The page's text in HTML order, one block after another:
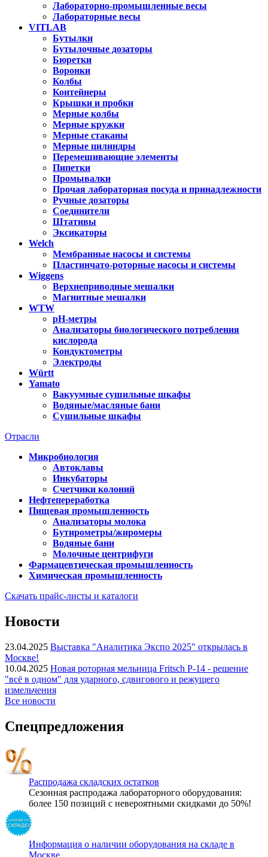
Лабораторно-промышленные весы
Лабораторные весы
VITLAB
Бутылки
Бутылочные дозаторы
Бюретки
Воронки
Колбы
Контейнеры
Крышки и пробки
Мерные колбы
Мерные кружки
Мерные стаканы
Мерные цилиндры
Перемешивающие элементы
Пипетки
Промывалки
Прочая лабораторная посуда и принадлежности
Ручные дозаторы
Соединители
Штативы
Эксикаторы
Welch
Мембранные насосы и системы
Пластинчато-роторные насосы и системы
Wiggens
Верхнеприводные мешалки
Магнитные мешалки
WTW
pH-метры
Анализаторы биологического потребления
кислорода
Кондуктометры
Электроды
Württ
Yamato
Вакуумные сушильные шкафы
Водяные/масляные бани
Сушильные шкафы
Отрасли
Микробиология
Автоклавы
Инкубаторы
Счетчики колоний
Нефтепереработка
Пищевая промышленность
Анализаторы молока
Бутирометры/жиромеры
Водяные бани
Молочные центрифуги
Фармацевтическая промышленность
Химическая промышленность
Скачать прайс-листы и каталоги
Новости
23.04.2025 Выставка "Аналитика Экспо 2025" открылась в
Москве!
10.04.2025 Новая роторная мельница Fritsch P-14 - решение
"всё в одном" для ударного, сдвигового и режущего
измельчения
Все новости
Спецпредложения
Распродажа складских остатков
Сезонная распродажа лабораторного оборудования:
более 150 позиций с невероятными скидками до 50%!
Информация о наличии оборудования на складе в
Москве